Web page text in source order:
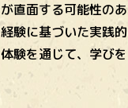
直面する可能性のあ
験に基づいた実践的
験を通じて、学びを